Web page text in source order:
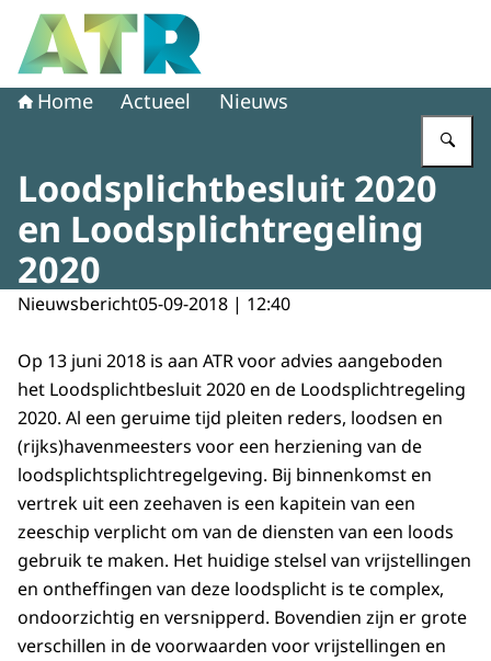
Naar de homepage van Adviescollege toetsing regeldruk
Home Actueel Nieuws
Loodsplichtbesluit 2020
en Loodsplichtregeling
2020
Nieuwsbericht05-09-2018 | 12:40
Op 13 juni 2018 is aan ATR voor advies aangeboden
het Loodsplichtbesluit 2020 en de Loodsplichtregeling
2020. Al een geruime tijd pleiten reders, loodsen en
(rijks)havenmeesters voor een herziening van de
loodsplichtsplichtregelgeving. Bij binnenkomst en
vertrek uit een zeehaven is een kapitein van een
zeeschip verplicht om van de diensten van een loods
gebruik te maken. Het huidige stelsel van vrijstellingen
en ontheffingen van deze loodsplicht is te complex,
ondoorzichtig en versnipperd. Bovendien zijn er grote
verschillen in de voorwaarden voor vrijstellingen en